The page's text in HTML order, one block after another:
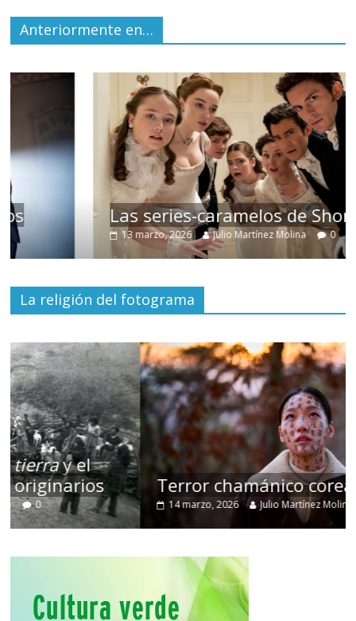
Anteriormente en…
Las series-caramelos de Shondaland
Julio Martínez Molina 0
La religión del fotograma
Terror chamánico coreano
14 marzo, 2026 Julio Martínez Molina 0